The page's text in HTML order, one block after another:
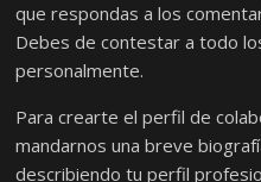
que respondas a los
Debes de contestar a todo
personalmente.
Para crearte el perfil de
mandarnos una breve
describiendo tu perfil